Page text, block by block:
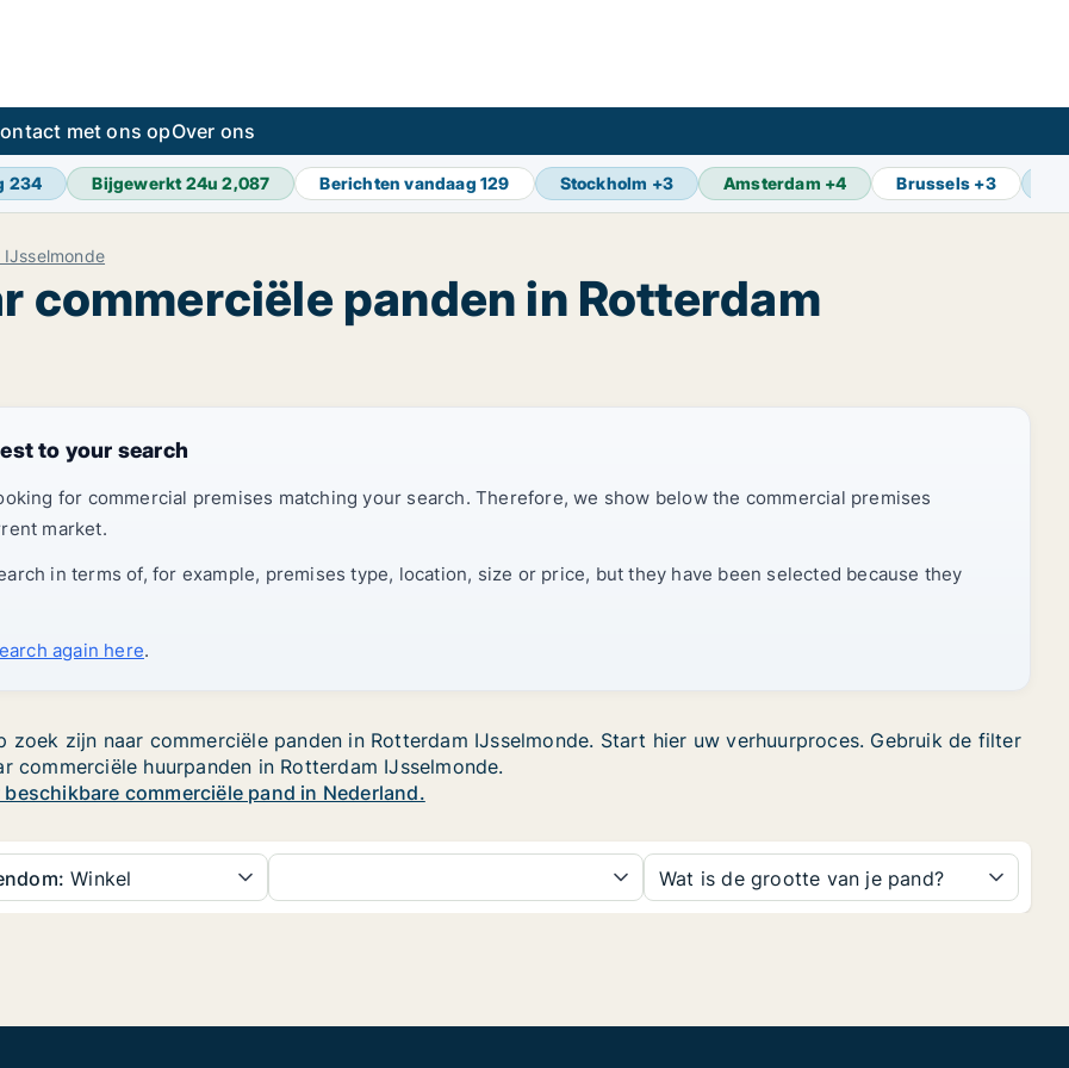
met ons opOver ons
234 Bijgewerkt 24u2,087 Berichten vandaag129 Stockholm +3 Amsterdam +4 Brussels +3
commerciële panden in Rotterdam
to your search
for commercial premises matching your search. Therefore, we show below the commercial premises
market.
in terms of, for example, premises type, location, size or price, but they have been selected because they
again here.
zijn naar commerciële panden in Rotterdam IJsselmonde. Start hier uw verhuurproces. Gebruik de filter
huurpanden in Rotterdam IJsselmonde.
commerciële pand in Nederland.
Winkel Wat is de grootte van je pand?